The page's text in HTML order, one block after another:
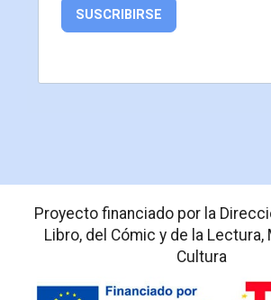
SUSCRIBIRSE
Proyecto financiado por la
Libro, del Cómic y de la
Cultura